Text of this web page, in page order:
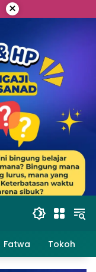
×
Fatwa Tokoh